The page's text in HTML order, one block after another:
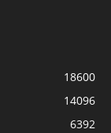
18600
14096
6392